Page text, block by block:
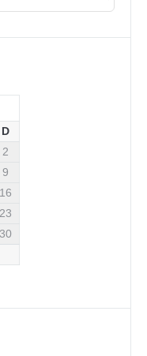
D
2
9
16
23
30